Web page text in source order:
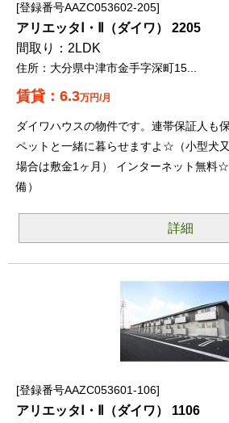
登録番号AAZC053602-205
アリエッタⅠ・Ⅱ（ダイワ） 2205
2LDK
大分県中津市金手字深町15...
6.3万円/月
ダイワハウスの物件です。連帯保証人も
ペットと一緒に暮らせますよ☆（小型犬
場合は敷金1ヶ月） インターネット無料
備）
詳細
登録番号AAZC053601-106
アリエッタⅠ・Ⅱ（ダイワ） 1106